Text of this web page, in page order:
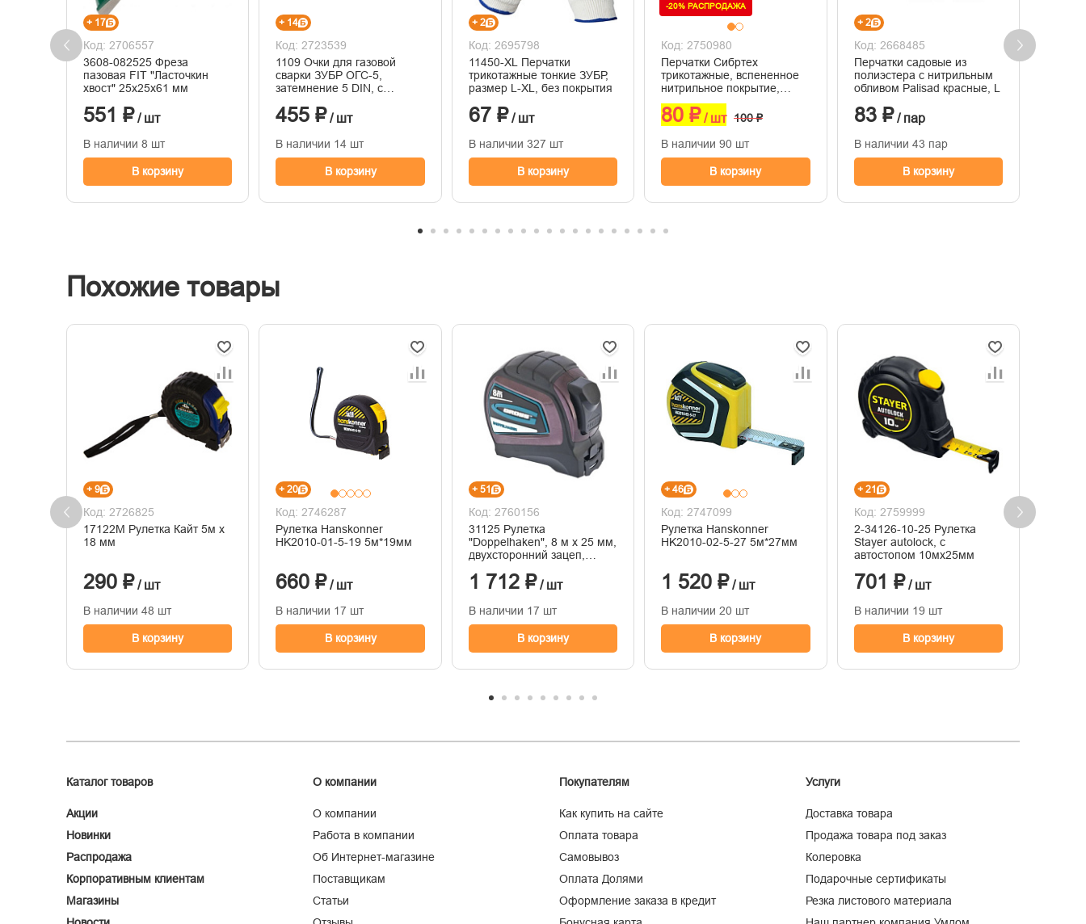
+ 17
Код: 2706557
3608-082525 Фреза
пазовая FIT "Ласточкин
хвост" 25х25х61 мм
551 ₽ / шт
В наличии 8 шт
В корзину
+ 14
Код: 2723539
1109 Очки для газовой
сварки ЗУБР ОГС-5,
затемнение 5 DIN, с
455 ₽ / шт
В наличии 14 шт
В корзину
+ 2
Код: 2695798
11450-XL Перчатки
трикотажные тонкие ЗУБР,
размер L-XL, без покрытия
67 ₽/ шт
В наличии 327 шт
В корзину
-20% РАСПРОДАЖА
Код: 2750980
Перчатки Сибртех
трикотажные, вспененное
нитрильное покрытие,
размер L, 15 класс вязки
80 ₽ / шт 100 ₽
В наличии 90 шт
В корзину
+ 2
Код: 2668485
Перчатки садовые из
полиэстера с нитрильным
обливом Palisad красные, L
83 ₽/ пар
В наличии 43 пар
В корзину
Похожие товары
+ 9
Код: 2726825
17122М Рулетка Кайт 5м х
18 мм
290 ₽ / шт
В наличии 48 шт
В корзину
+ 20
Код: 2746287
Рулетка Hanskonner
HK2010-01-5-19 5м*19мм
660 ₽ / шт
В наличии 17 шт
В корзину
+ 51
Код: 2760156
31125 Рулетка
"Doppelhaken", 8 м х 25 мм,
двухсторонний зацеп,
1 712 ₽/ шт
В наличии 17 шт
В корзину
+ 46
Код: 2747099
Рулетка Hanskonner
HK2010-02-5-27 5м*27мм
1 520 ₽ / шт
В наличии 20 шт
В корзину
+ 21
Код: 2759999
2-34126-10-25 Рулетка
Stayer autolock, с
автостопом 10мх25мм
701 ₽/ шт
В наличии 19 шт
В корзину
Каталог товаров
Акции
Новинки
Распродажа
Корпоративным клиентам
Магазины
О компании
О компании
Работа в компании
Об Интернет-магазине
Поставщикам
Статьи
Покупателям
Как купить на сайте
Оплата товара
Самовывоз
Оплата Долями
Оформление заказа в кредит
Услуги
Доставка товара
Продажа товара под заказ
Колеровка
Подарочные сертификаты
Резка листового материала